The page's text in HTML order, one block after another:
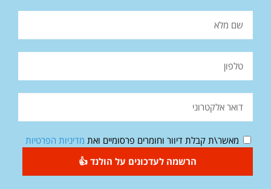
מאשר\ת קבלת דיוור וחומרים פרסומיים ואת מדיניות הפרטיות
הרשמה לעדכונים על הולנד 👍